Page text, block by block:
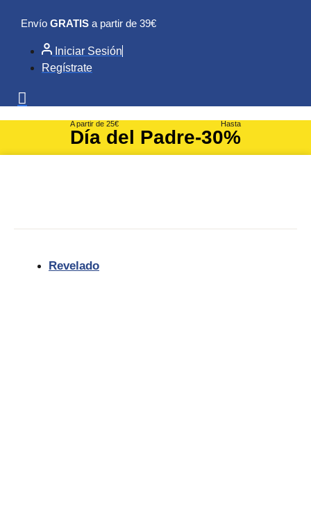
contenido
Envío GRATIS a partir de 39€
Iniciar Sesión
Regístrate
A partir de 25€
Día del Padre
Hasta
-30%
Revelado